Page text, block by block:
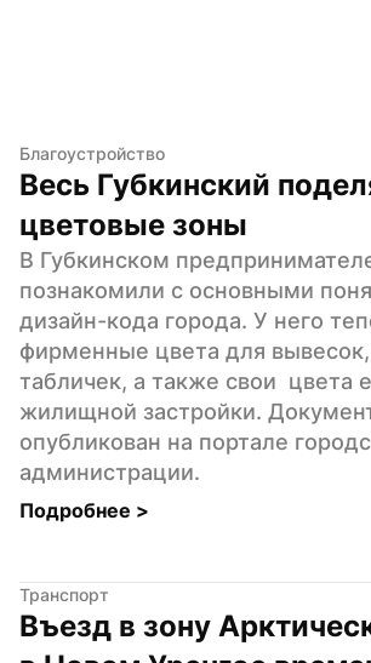
Благоустройство
Весь Губкинский
цветовые зоны
В Губкинском
познакомили с основными
дизайн-кода города. У него
фирменные цвета для вывесок,
табличек, а также свои  цвета
жилищной застройки.
опубликован на портале
администрации.
Подробнее >
Транспорт
Въезд в зону